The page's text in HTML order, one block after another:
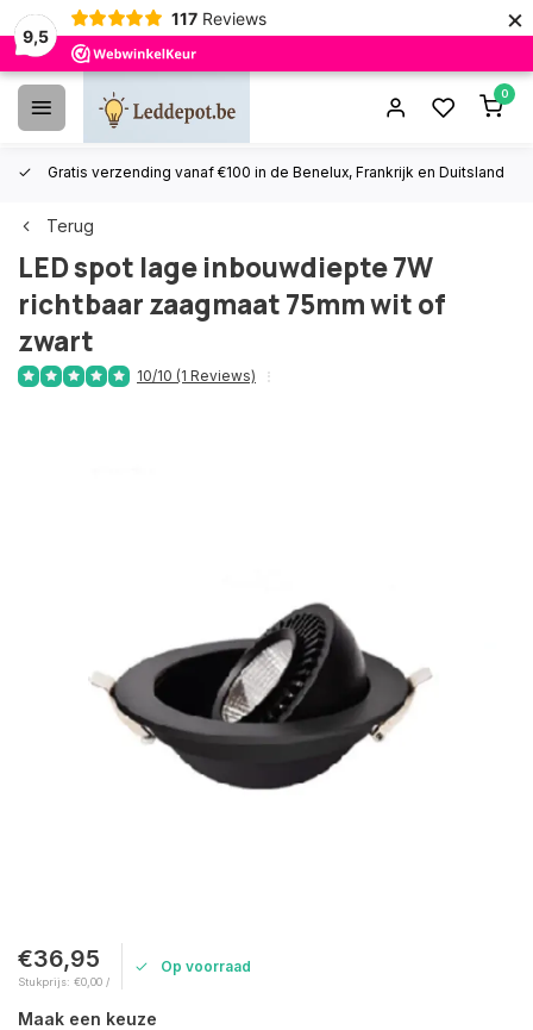
9,5
117 Reviews ×
0
Gratis verzending vanaf €100 in de Benelux, Frankrijk en Duitsland
Terug
LED spot lage inbouwdiepte 7W
richtbaar zaagmaat 75mm wit of
zwart
10/10 (1 Reviews)
€36,95
Stukprijs: €0,00 /
Op voorraad
Maak een keuze